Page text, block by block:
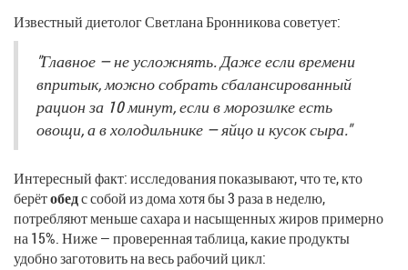
Известный диетолог Светлана Бронникова советует:
"Главное — не усложнять. Даже если времени
впритык, можно собрать сбалансированный
рацион за 10 минут, если в морозилке есть
овощи, а в холодильнике — яйцо и кусок сыра."
Интересный факт: исследования показывают, что те, кто
берётобедс собой из дома хотя бы 3 раза в неделю,
потребляют меньше сахара и насыщенных жиров примерно
на 15%. Ниже — проверенная таблица, какие продукты
удобно заготовить на весь рабочий цикл: